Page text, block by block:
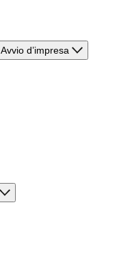
Avvio d’impresa